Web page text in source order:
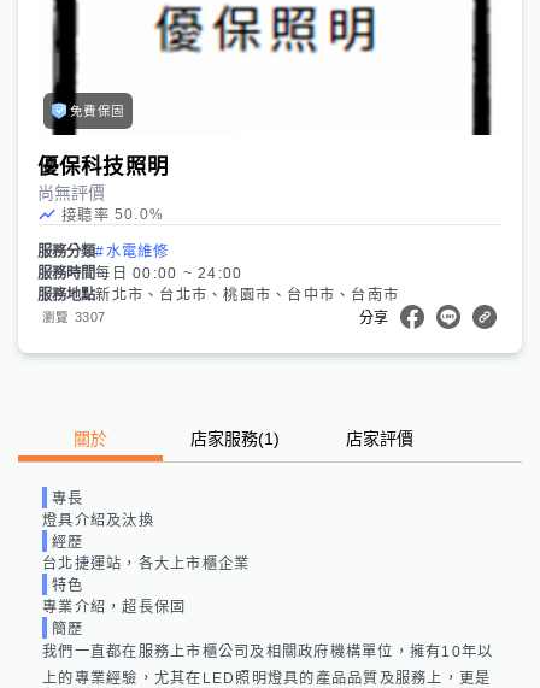
免費保固
優保科技照明
尚無評價
接聽率 50.0%
服務分類#水電維修
服務時間每日 00:00 ~ 24:00
服務地點新北市、台北市、桃園市、台中市、台南市
瀏覽 3307 分享
關於 店家服務(1) 店家評價
專長
燈具介紹及汰換
經歷
台北捷運站，各大上市櫃企業
特色
專業介紹，超長保固
簡歷
我們一直都在服務上市櫃公司及相關政府機構單位，擁有10年以
上的專業經驗，尤其在LED照明燈具的產品品質及服務上，更是